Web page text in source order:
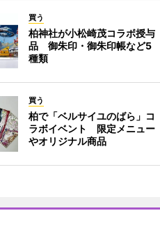
買う
柏神社が小松崎茂コラボ授与
品 御朱印・御朱印帳など5
種類
買う
柏で「ベルサイユのばら」コ
ラボイベント 限定メニュー
やオリジナル商品